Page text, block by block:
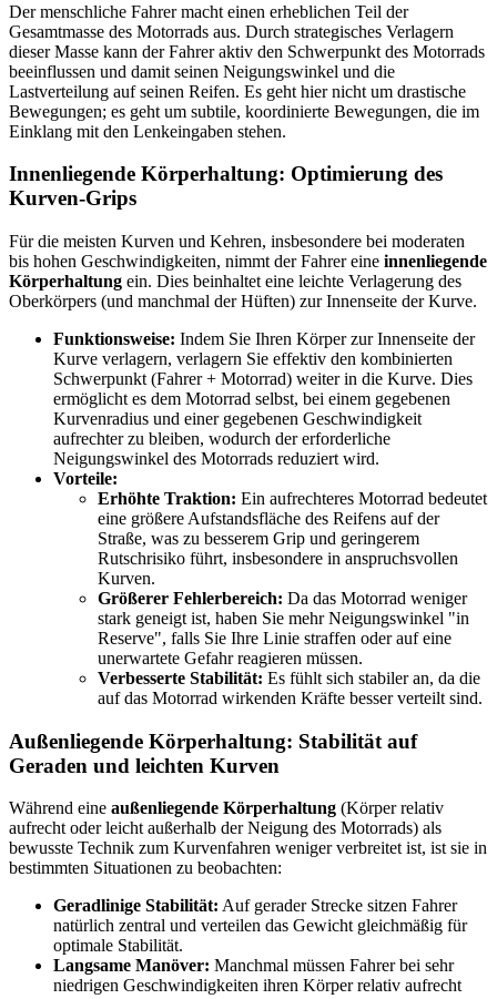
Der menschliche Fahrer macht einen erheblichen Teil der
Gesamtmasse des Motorrads aus. Durch strategisches Verlagern
dieser Masse kann der Fahrer aktiv den Schwerpunkt des Motorrads
beeinflussen und damit seinen Neigungswinkel und die
Lastverteilung auf seinen Reifen. Es geht hier nicht um drastische
Bewegungen; es geht um subtile, koordinierte Bewegungen, die im
Einklang mit den Lenkeingaben stehen.
Innenliegende Körperhaltung: Optimierung des
Kurven-Grips
Für die meisten Kurven und Kehren, insbesondere bei moderaten
bis hohen Geschwindigkeiten, nimmt der Fahrer eine innenliegende
Körperhaltung ein. Dies beinhaltet eine leichte Verlagerung des
Oberkörpers (und manchmal der Hüften) zur Innenseite der Kurve.
Funktionsweise: Indem Sie Ihren Körper zur Innenseite der
Kurve verlagern, verlagern Sie effektiv den kombinierten
Schwerpunkt (Fahrer + Motorrad) weiter in die Kurve. Dies
ermöglicht es dem Motorrad selbst, bei einem gegebenen
Kurvenradius und einer gegebenen Geschwindigkeit
aufrechter zu bleiben, wodurch der erforderliche
Neigungswinkel des Motorrads reduziert wird.
Vorteile:
Erhöhte Traktion: Ein aufrechteres Motorrad bedeutet
eine größere Aufstandsfläche des Reifens auf der
Straße, was zu besserem Grip und geringerem
Rutschrisiko führt, insbesondere in anspruchsvollen
Kurven.
Größerer Fehlerbereich: Da das Motorrad weniger
stark geneigt ist, haben Sie mehr Neigungswinkel "in
Reserve", falls Sie Ihre Linie straffen oder auf eine
unerwartete Gefahr reagieren müssen.
Verbesserte Stabilität: Es fühlt sich stabiler an, da die
auf das Motorrad wirkenden Kräfte besser verteilt sind.
Außenliegende Körperhaltung: Stabilität auf
Geraden und leichten Kurven
Während eine außenliegende Körperhaltung (Körper relativ
aufrecht oder leicht außerhalb der Neigung des Motorrads) als
bewusste Technik zum Kurvenfahren weniger verbreitet ist, ist sie in
bestimmten Situationen zu beobachten:
Geradlinige Stabilität: Auf gerader Strecke sitzen Fahrer
natürlich zentral und verteilen das Gewicht gleichmäßig für
optimale Stabilität.
Langsame Manöver: Manchmal müssen Fahrer bei sehr
niedrigen Geschwindigkeiten ihren Körper relativ aufrecht